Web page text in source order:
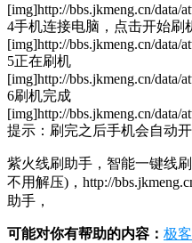
[img]http://bbs.jkmeng.cn/data/
4手机连接电脑，点击开始刷
[img]http://bbs.jkmeng.cn/data/
5正在刷机
[img]http://bbs.jkmeng.cn/data/
6刷机完成
[img]http://bbs.jkmeng.cn/data/
提示：刷完之后手机会自动
紫火线刷助手，智能一键线
不用解压)，http://
助手，
可能对你有帮助的内容： 极